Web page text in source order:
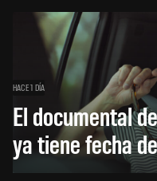
HACE 1 DÍA
El documental
ya tiene fecha